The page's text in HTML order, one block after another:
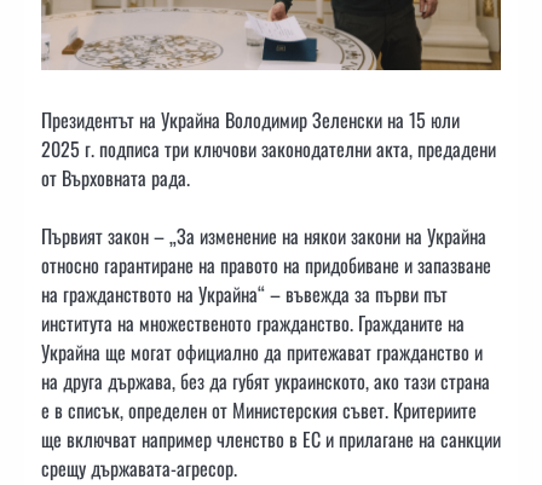
Президентът на Украйна Володимир Зеленски на 15 юли
2025 г. подписа три ключови законодателни акта, предадени
от Върховната рада.
Първият закон – „За изменение на някои закони на Украйна
относно гарантиране на правото на придобиване и запазване
на гражданството на Украйна“ – въвежда за първи път
института на множественото гражданство. Гражданите на
Украйна ще могат официално да притежават гражданство и
на друга държава, без да губят украинското, ако тази страна
е в списък, определен от Министерския съвет. Критериите
ще включват например членство в ЕС и прилагане на санкции
срещу държавата-агресор.